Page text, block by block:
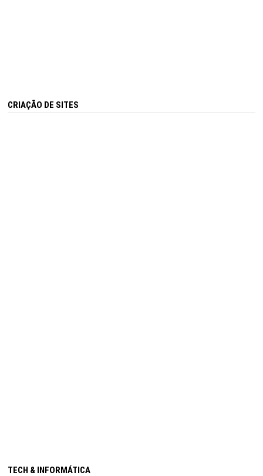
CRIAÇÃO DE SITES
TECH & INFORMÁTICA